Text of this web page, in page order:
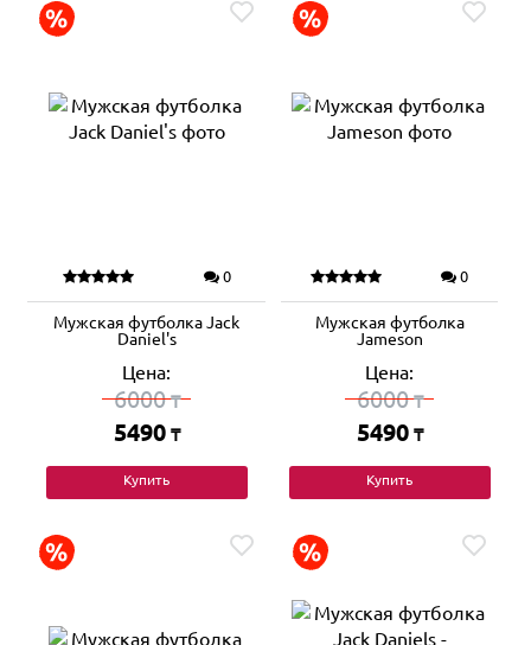
0
Мужская футболка Jack
Daniel's
Цена:
6000₸
5490 ₸
Купить
0
Мужская футболка
Jameson
Цена:
6000₸
5490 ₸
Купить